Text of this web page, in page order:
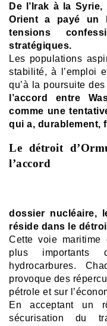
De l’Irak à la
Orient a payé un
tensions
stratégiques.
Les populations
stabilité, à l’emploi
qu’à la poursuite
l’accord entre
comme une
qui a, durablement,
Le détroit
l’accord
dossier nucléaire,
réside dans le
Cette voie maritime
plus importants
hydrocarbures.
provoque des
pétrole et sur
En acceptant un
sécurisation du